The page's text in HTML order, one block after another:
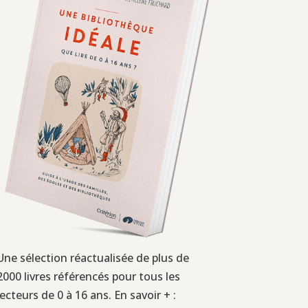
sélection réactualisée de plus de
livres référencés pour tous les
de 0 à 16 ans. En savoir + :